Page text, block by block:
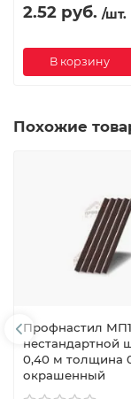
2.52 руб. /шт.
В корзину
Похожие
Профнастил
нестандартной
0,40 м толщина
окрашенный